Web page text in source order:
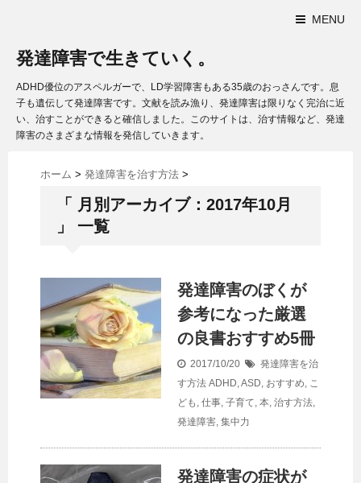
MENU
発達障害で生きていく。
ADHD優位のアスペルガーで、LD学習障害もある35歳のおっさんです。息
子も遺伝して発達障害です。文献を読み漁り、発達障害は限りなく完治に近
い、治すことができると確信しました。このサイトは、治す情報など、発達
障害のさまざまな情報を発信していきます。
ホーム > 発達障害を治す方法 >
「 月別アーカイブ：2017年10月
」 一覧
発達障害のぼくが
参考になった厳選
の良書おすすめ5冊
2017/10/20
発達障害を治
す方法 ADHD,ASD, おすすめ, こ
ども , 仕事, 子育て, 本, 治す方法,
発達障害, 集中力
発達障害の症状が